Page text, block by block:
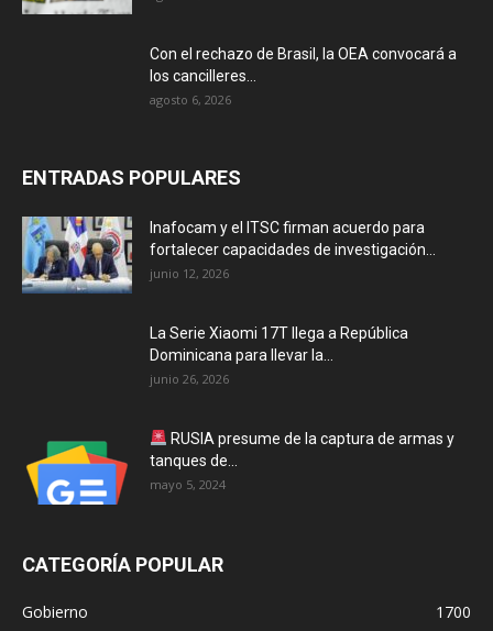
Con el rechazo de Brasil, la OEA convocará a
los cancilleres...
agosto 6, 2026
ENTRADAS POPULARES
Inafocam y el ITSC firman acuerdo para
fortalecer capacidades de investigación...
junio 12, 2026
La Serie Xiaomi 17T llega a República
Dominicana para llevar la...
junio 26, 2026
RUSIA presume de la captura de armas y
tanques de...
mayo 5, 2024
CATEGORÍA POPULAR
Gobierno
1700